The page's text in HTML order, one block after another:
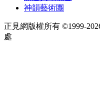
神韻藝術團
正見網版權所有 ©1999-
處